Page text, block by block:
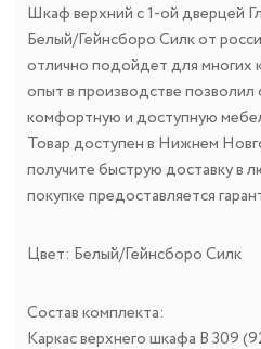
Шкаф верхний с 1-ой дверцей
Белый/Гейнсборо Силк от
отлично подойдет для многих
опыт в производстве позволил
комфортную и доступную
Товар доступен в Нижнем
получите быструю доставку в
покупке предоставляется
Цвет: Белый/Гейнсборо Силк
Состав комплекта:
Каркас верхнего шкафа В 309